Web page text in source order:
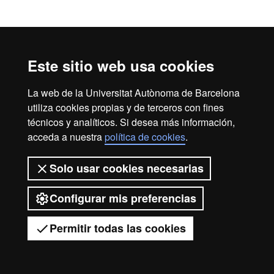
Este sitio web usa cookies
La web de la Universitat Autònoma de Barcelona
utiliza cookies propias y de terceros con fines
técnicos y analíticos. Si desea más información,
acceda a nuestrapolítica de cookies.
Solo usar cookies necesarias
Configurar mis preferencias
Permitir todas las cookies
Tienes dudas?